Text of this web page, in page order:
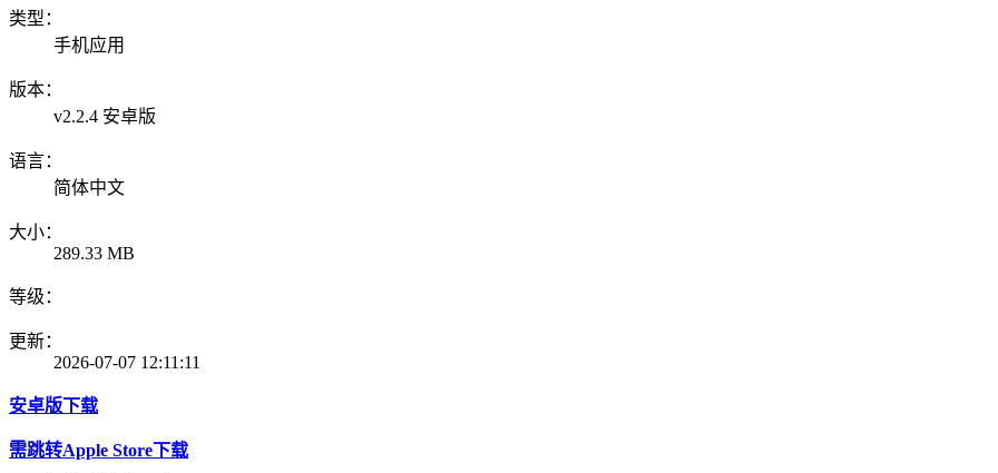
类型：
手机应用
版本：
v2.2.4 安卓版
语言：
简体中文
大小：
289.33 MB
等级：
更新：
2026-07-07 12:11:11
安卓版下载
需跳转Apple Store下载